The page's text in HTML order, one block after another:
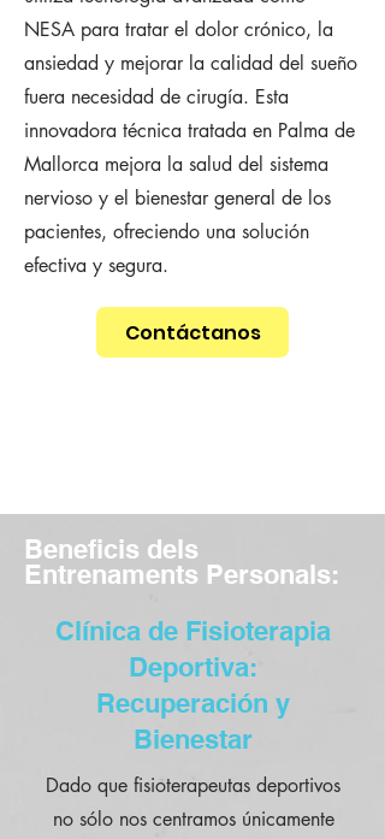
NESA para tratar el dolor crónico, la
ansiedad y mejorar la calidad del sueño
fuera necesidad de cirugía. Esta
innovadora técnica tratada en Palma de
Mallorca mejora la salud del sistema
nervioso y el bienestar general de los
pacientes, ofreciendo una solución
efectiva y segura.
Contáctanos
Beneficis dels
Entrenaments Personals:
Clínica de Fisioterapia
Deportiva:
Recuperación y
Bienestar
Dado que fisioterapeutas deportivos
no sólo nos centramos únicamente